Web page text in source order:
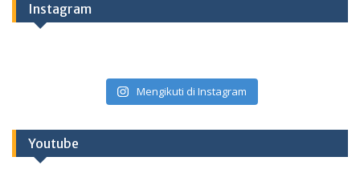
Instagram
Mengikuti di Instagram
Youtube